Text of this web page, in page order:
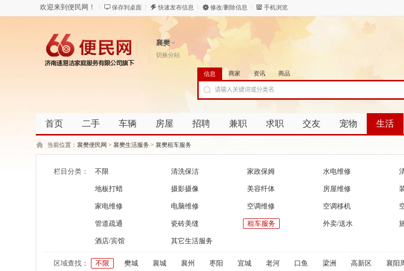
欢迎来到便民网！ 保存到桌面 快速发布信息 修改/删除信息 手机浏览
襄樊
切换分站
信息 商家 资讯 商品
首页 二手 车辆 房屋 招聘 兼职 求职 交友 宠物 生活
当前位置： 襄樊便民网 > 襄樊生活服务 > 襄樊租车服务
栏目分类： 不限 清洗保洁 家政保姆 水电维修
地板打蜡 摄影摄像 美容纤体 房屋维修
家电维修 电脑维修 空调维修 空调移机
管道疏通 瓷砖美缝 租车服务 外卖/送水
酒店/宾馆 其它生活服务
区域查找： 不限 樊城 襄城 襄州 枣阳 宜城 老河 口鱼 梁洲 高新区 襄阳